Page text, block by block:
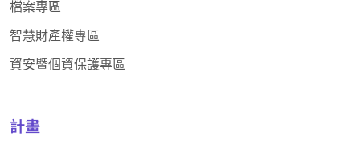
檔案專區
智慧財產權專區
資安暨個資保護專區
計畫